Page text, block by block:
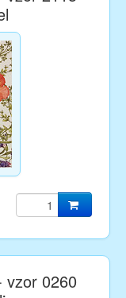
vzor 0260